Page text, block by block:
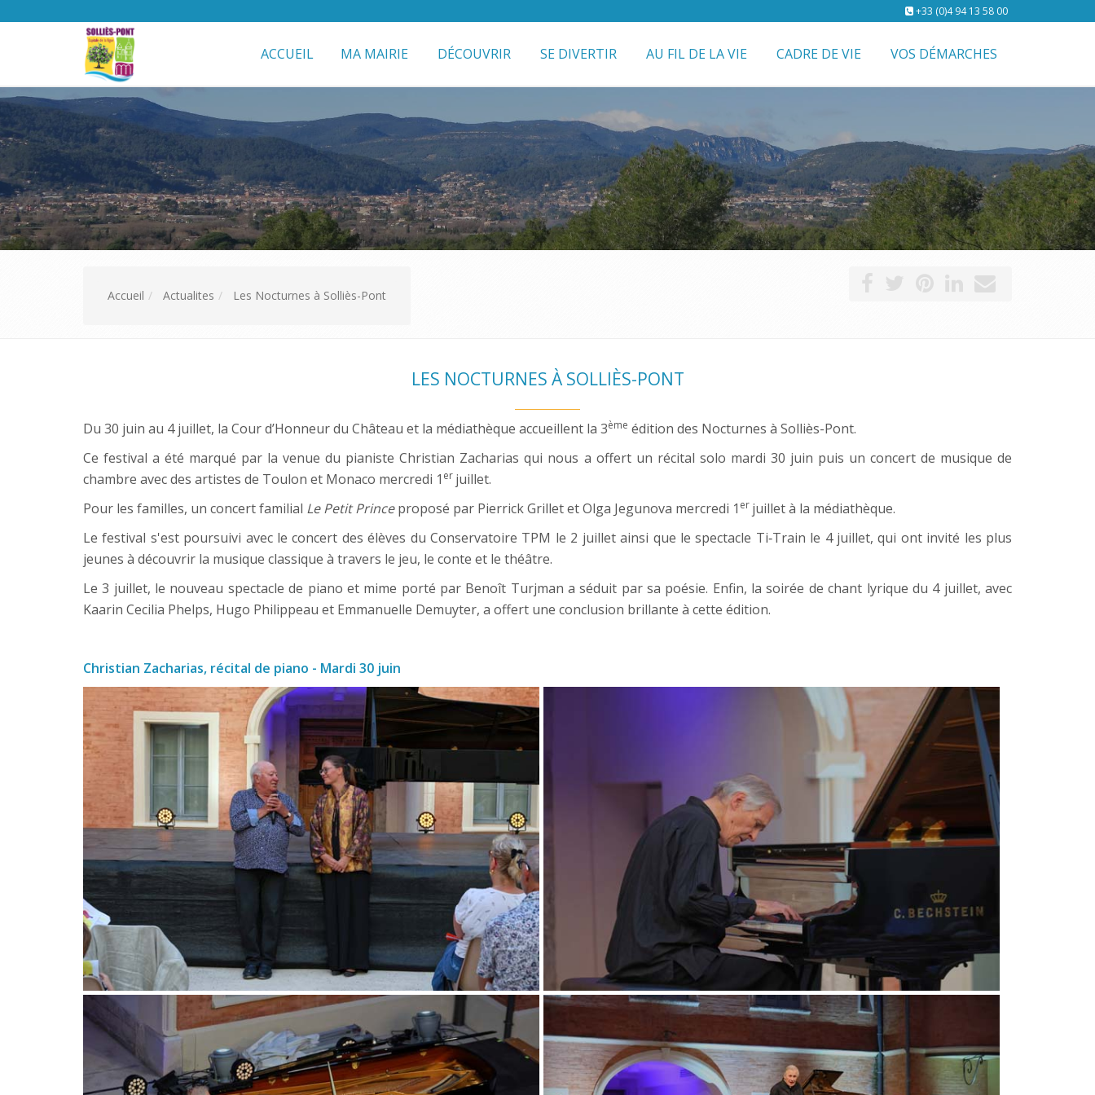
+33 (0)4 94 13 58 00
ACCUEIL MA MAIRIE DÉCOUVRIR SE DIVERTIR AU FIL DE LA VIE CADRE DE VIE VOS DÉMARCHES
Accueil Actualites Les Nocturnes à Solliès-Pont
LES NOCTURNES À SOLLIÈS-PONT
Du 30 juin au 4 juillet, la Cour d’Honneur du Château et la médiathèque accueillent la 3ème édition des Nocturnes à Solliès-Pont.
Ce festival a été marqué par la venue du pianiste Christian Zacharias qui nous a offert un récital solo mardi 30 juin puis un concert de musique de
chambre avec des artistes de Toulon et Monaco mercredi 1 er juillet.
Pour les familles, un concert familial Le Petit Prince proposé par Pierrick Grillet et Olga Jegunova mercredi 1 er juillet à la médiathèque.
Le festival s'est poursuivi avec le concert des élèves du Conservatoire TPM le 2 juillet ainsi que le spectacle Ti‑Train le 4 juillet, qui ont invité les plus
jeunes à découvrir la musique classique à travers le jeu, le conte et le théâtre.
Le 3 juillet, le nouveau spectacle de piano et mime porté par Benoît Turjman a séduit par sa poésie. Enfin, la soirée de chant lyrique du 4 juillet, avec
Kaarin Cecilia Phelps, Hugo Philippeau et Emmanuelle Demuyter, a offert une conclusion brillante à cette édition.
Christian Zacharias, récital de piano - Mardi 30 juin